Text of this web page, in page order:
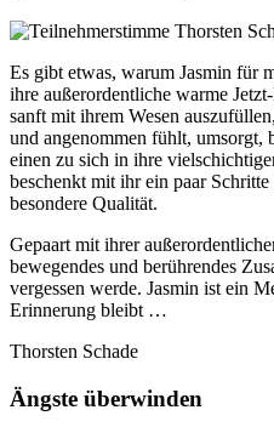
Es gibt etwas, warum Jasmin für
ihre außerordentliche warme
sanft mit ihrem Wesen
und angenommen fühlt, umsorgt,
einen zu sich in ihre
beschenkt mit ihr ein paar
besondere Qualität.
Gepaart mit ihrer
bewegendes und berührendes
vergessen werde. Jasmin ist ein
Erinnerung bleibt …
Thorsten Schade
Ängste überwinden